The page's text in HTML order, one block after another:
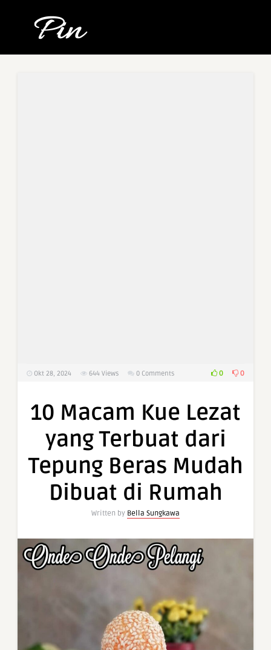
Okt 28, 2024 644 Views 0 Comments 0 0
10 Macam Kue Lezat
yang Terbuat dari
Tepung Beras Mudah
Dibuat di Rumah
Written by Bella Sungkawa